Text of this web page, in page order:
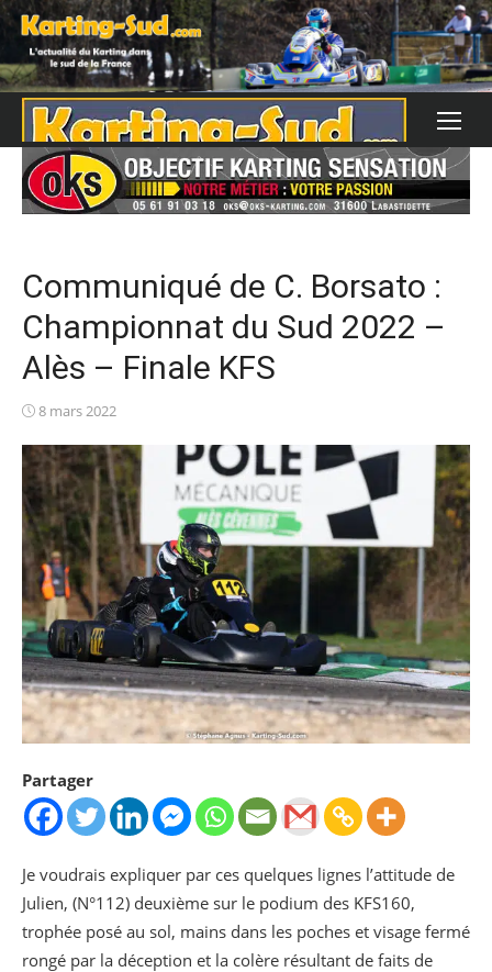
Skip
content
Communiqué de C. Borsato :
Championnat du Sud 2022 –
Alès – Finale KFS
Posted
8 mars 2022
Partager
Je voudrais expliquer par ces quelques lignes l’attitude de
Julien, (N°112) deuxième sur le podium des KFS160,
trophée posé au sol, mains dans les poches et visage fermé
rongé par la déception et la colère résultant de faits de